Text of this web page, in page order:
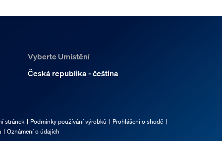
Vyberte Umístění
Česká republika - čeština
stránek Podmínky používání výrobků
Prohlášení o shodě
Oznámení o údajích